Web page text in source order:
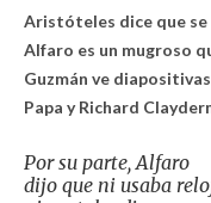
Aristóteles dice que se
Alfaro es un mugroso
Guzmán ve
Papa y Richard
Por su parte, Alfaro
dijo que ni usaba